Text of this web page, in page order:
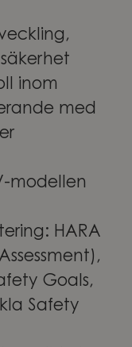
inom
med
modellen
HARA
Goals,
Safety